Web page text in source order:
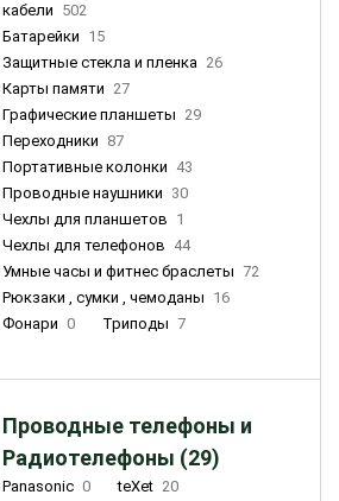
кабели 502
Батарейки 15
Защитные стекла и пленка 26
Карты памяти 27
Графические планшеты 29
Переходники 87
Портативные колонки 43
Проводные наушники 30
Чехлы для планшетов 1
Чехлы для телефонов 44
Умные часы и фитнес браслеты 72
Рюкзаки , сумки , чемоданы 16
Фонари 0 Триподы 7
Проводные телефоны и
Радиотелефоны (29)
Panasonic 0 teXet 20